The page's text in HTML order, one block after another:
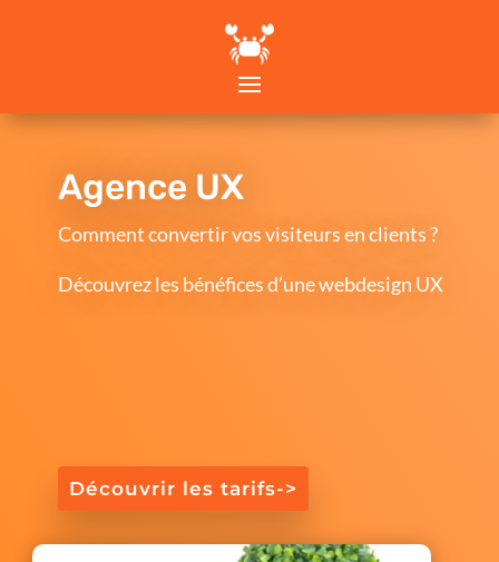
Agence UX
Comment convertir vos visiteurs en clients ?
Découvrez les bénéfices d’une webdesign UX
Découvrir les tarifs->